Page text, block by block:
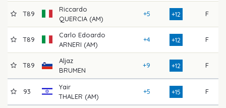
T89
Riccardo
QUERCIA (AM)
+5 +12 F
T89
Carlo Edoardo
ARNERI (AM)
+4 +12 F
T89
Aljaz
BRUMEN
+9 +12 F
93
Yair
THALER (AM)
+5 +15 F